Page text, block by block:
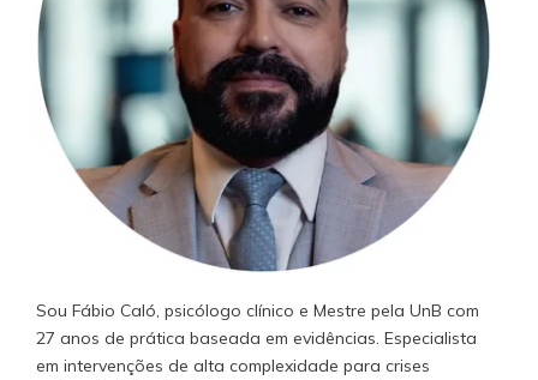
Sou Fábio Caló, psicólogo clínico e Mestre pela UnB com
27 anos de prática baseada em evidências. Especialista
em intervenções de alta complexidade para crises